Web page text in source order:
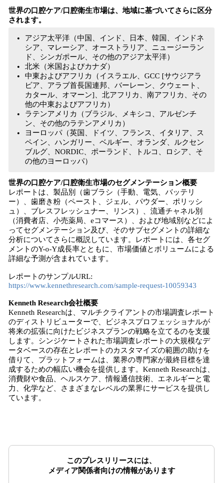
世界の口腔ケア/口腔衛生市場は、地域に基づいてさらに区分
されます。
アジア太平洋（中国、インド、日本、韓国、インドネ
シア、マレーシア、オーストラリア、ニュージーラン
ド、シンガポール、その他のアジア太平洋）
北米（米国およびカナダ）
中東およびアフリカ（イスラエル、GCC [サウジアラ
ビア、アラブ首長国連邦、バーレーン、クウェート、
カタール、オマーン]、北アフリカ、南アフリカ、その
他の中東およびアフリカ）
ラテンアメリカ（ブラジル、メキシコ、アルゼンチ
ン、その他のラテンアメリカ）
ヨーロッパ（英国、ドイツ、フランス、イタリア、ス
ペイン、ハンガリー、ベルギー、オランダ、ルクセン
ブルグ、NORDIC、ポーランド、トルコ、ロシア、そ
の他のヨーロッパ）
世界の口腔ケア/口腔衛生市場のセグメンテーション概要
レポートは、製品別（歯ブラシ（手動、電気、バッテリ
ー）、歯磨き粉（ペースト、ジェル、パウダー、ポリッシ
ュ）、ブレスフレッシュナー、リンス）、流通チャネル別
（消費者店、小売薬局、eコマース）、および地域別などによ
ってセグメンテーション及び、そのサブセグメントの詳細な
分析についてさらに概説しています。レポートには、各セグ
メントのY-o-Y成長率とともに、市場価値とボリュームによる
詳細な予測が含まれています。
レポートのサンプルURL:
https://www.kennethresearch.com/sample-request-10059343
Kenneth Research会社概要
Kenneth Researchは、マルチクライアントの市場調査レポート
のディストリビューターで、ビジネスプロフェッショナルが
将来の拡張に向けたビジネスプランの戦略を立てるのを支援
します。シンジケートされた市場調査レポートの大規模なデ
ータベースの存在とレポートのカスタマイズの範囲の助けを
借りて、プラットフォームは、業界の専門家が最終目標を達
成するための幅広い機会を提供します。Kenneth Researchは、
消費財や食品、ヘルスケア、情報通信技術、エネルギーと電
力、化学など、さまざまなレベルの業界にサービスを提供し
ています。
このプレスリリースには、
メディア関係者向けの情報があります